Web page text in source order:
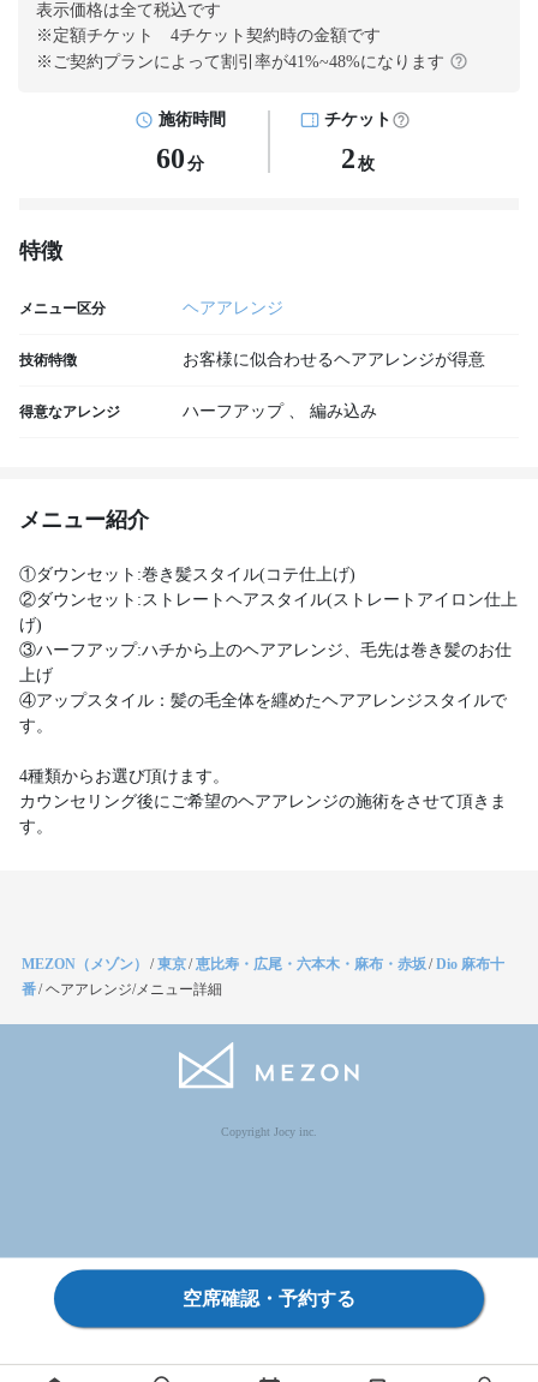
表示価格は全て税込です
※定額チケット 4チケット契約時の金額です
※ご契約プランによって割引率が41%~48%になります
施術時間
60 分
チケット
2 枚
特徴
メニュー区分 ヘアアレンジ
技術特徴 お客様に似合わせるヘアアレンジが得意
得意なアレンジ ハーフアップ 、 編み込み
メニュー紹介
①ダウンセット:巻き髪スタイル(コテ仕上げ)
②ダウンセット:ストレートヘアスタイル(ストレートアイロン仕上
げ)
③ハーフアップ:ハチから上のヘアアレンジ、毛先は巻き髪のお仕
上げ
④アップスタイル：髪の毛全体を纒めたヘアアレンジスタイルで
す。
4種類からお選び頂けます。
カウンセリング後にご希望のヘアアレンジの施術をさせて頂きま
す。
MEZON（メゾン） /東京/恵比寿・広尾・六本木・麻布・赤坂/Dio 麻布十
番/ヘアアレンジ/メニュー詳細
Copyright Jocy inc.
空席確認・予約する